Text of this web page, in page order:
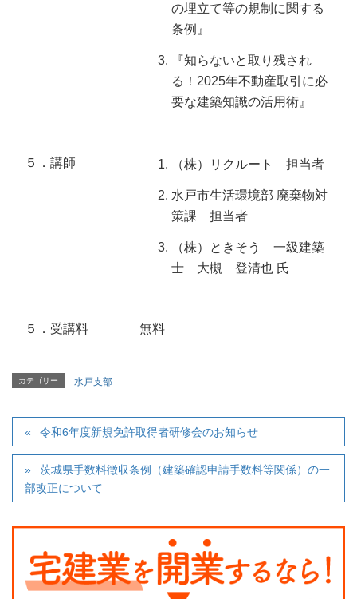
の埋立て等の規制に関する
条例』
『知らないと取り残され
る！2025年不動産取引に必
要な建築知識の活用術』
５．講師 （株）リクルート 担当者
水戸市生活環境部 廃棄物対
策課 担当者
（株）ときそう 一級建築
士 大槻 登清也 氏
５．受講料 無料
カテゴリー 水戸支部
令和6年度新規免許取得者研修会のお知らせ
茨城県手数料徴収条例（建築確認申請手数料等関係）の一
部改正について